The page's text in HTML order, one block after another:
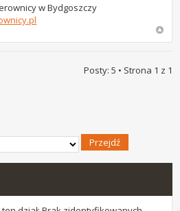
w Bydgoszczy
Posty: 5 • Strona 1 z 1